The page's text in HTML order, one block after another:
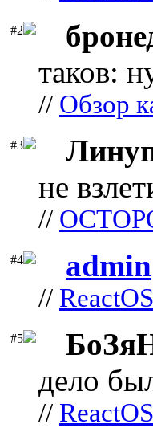
#2
таков:
// Обзор
#3
не
//
#4 admin
//
#5
дело
//